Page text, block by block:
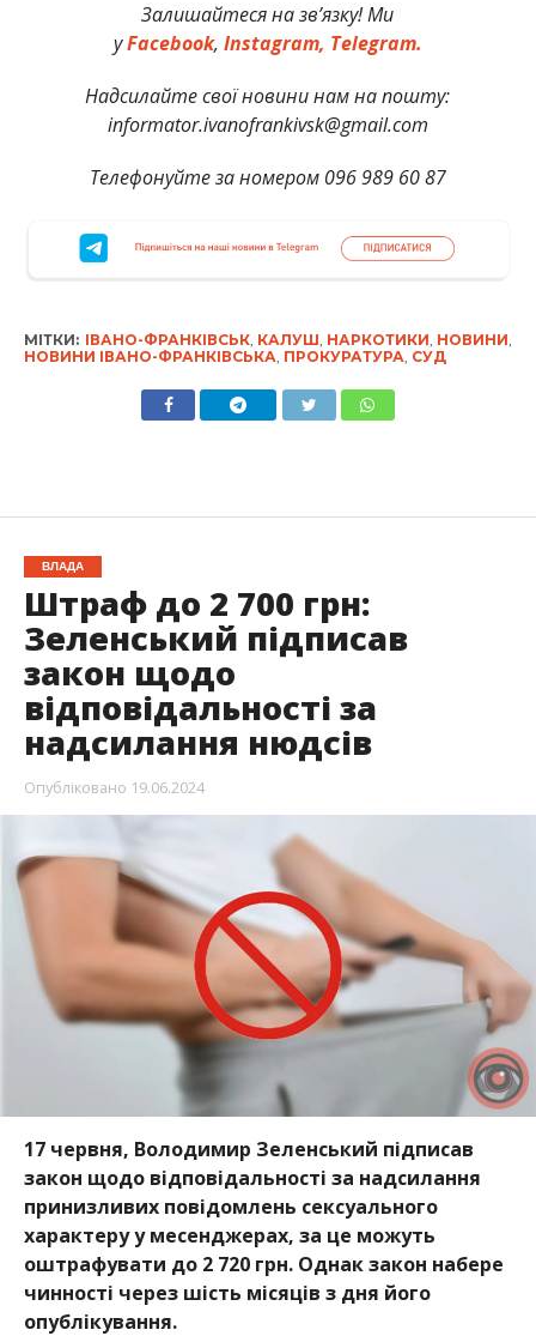
Залишайтеся на зв’язку! Ми
уFacebook, Instagram, Telegram.
Надсилайте свої новини нам на пошту:
informator.ivanofrankivsk@gmail.com
Телефонуйте за номером 096 989 60 87
МІТКИ: ІВАНО-ФРАНКІВСЬК, КАЛУШ НАРКОТИКИ НОВИНИ
НОВИНИ ІВАНО-ФРАНКІВСЬКА ПРОКУРАТУРА СУД
ВЛАДА
Штраф до 2 700 грн:
Зеленський підписав
закон щодо
відповідальності за
надсилання нюдсів
Опубліковано 19.06.2024
17 червня, Володимир Зеленський підписав
закон щодо відповідальності за надсилання
принизливих повідомлень сексуального
характеру у месенджерах, за це можуть
оштрафувати до 2 720 грн. Однак закон набере
чинності через шість місяців з дня його
опублікування.